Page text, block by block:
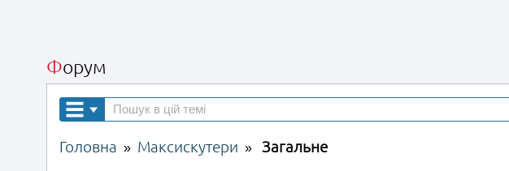
Форум
Головна » Максискутери » Загальне